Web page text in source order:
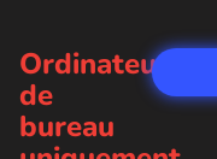
Ordinateur
de
bureau